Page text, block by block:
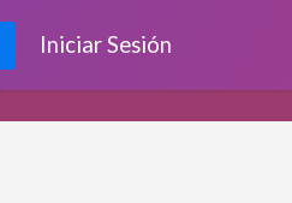
Iniciar Sesión